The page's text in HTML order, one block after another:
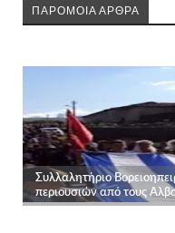
ΠΑΡΟΜΟΙΑ ΑΡΘΡΑ